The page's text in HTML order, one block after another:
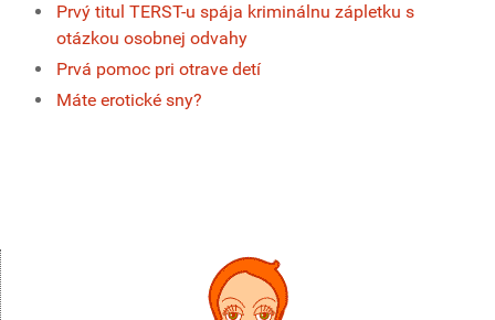
Prvý titul TERST-u spája kriminálnu zápletku s
otázkou osobnej odvahy
Prvá pomoc pri otrave detí
Máte erotické sny?